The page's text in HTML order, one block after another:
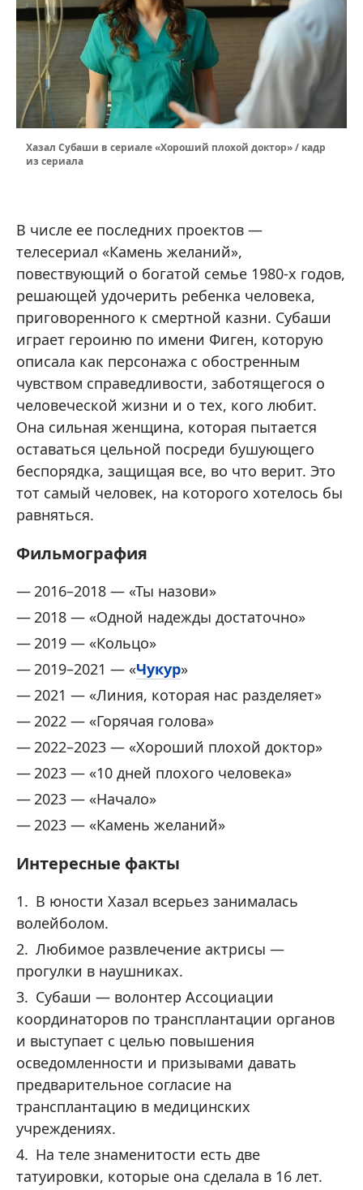
Хазал Субаши в сериале «Хороший плохой доктор» / кадр
из сериала
В числе ее последних проектов —
телесериал «Камень желаний»,
повествующий о богатой семье 1980-х годов,
решающей удочерить ребенка человека,
приговоренного к смертной казни. Субаши
играет героиню по имени Фиген, которую
описала как персонажа с обостренным
чувством справедливости, заботящегося о
человеческой жизни и о тех, кого любит.
Она сильная женщина, которая пытается
оставаться цельной посреди бушующего
беспорядка, защищая все, во что верит. Это
тот самый человек, на которого хотелось бы
равняться.
Фильмография
2016–2018 — «Ты назови»
2018 — «Одной надежды достаточно»
2019 — «Кольцо»
2019–2021 — «Чукур»
2021 — «Линия, которая нас разделяет»
2022 — «Горячая голова»
2022–2023 — «Хороший плохой доктор»
2023 — «10 дней плохого человека»
2023 — «Начало»
2023 — «Камень желаний»
Интересные факты
В юности Хазал всерьез занималась
волейболом.
Любимое развлечение актрисы —
прогулки в наушниках.
Субаши — волонтер Ассоциации
координаторов по трансплантации органов
и выступает с целью повышения
осведомленности и призывами давать
предварительное согласие на
трансплантацию в медицинских
учреждениях.
На теле знаменитости есть две
татуировки, которые она сделала в 16 лет.